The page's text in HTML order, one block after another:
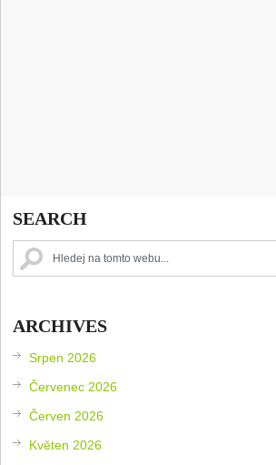
SEARCH
ARCHIVES
Srpen 2026
Červenec 2026
Červen 2026
Květen 2026